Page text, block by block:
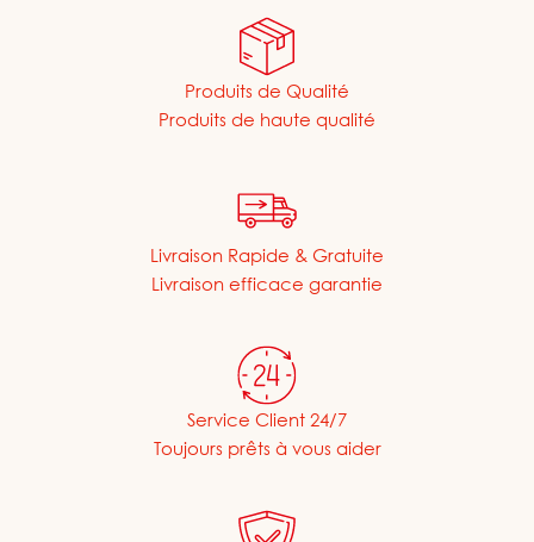
Produits de Qualité
Produits de haute qualité
Livraison Rapide & Gratuite
Livraison efficace garantie
Service Client 24/7
Toujours prêts à vous aider